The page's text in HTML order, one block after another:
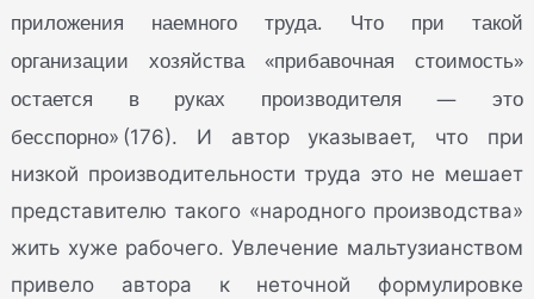
приложения наемного труда. Что при такой
организации хозяйства «прибавочная стоимость»
остается в руках производителя — это
бесспорно» (176). И автор указывает, что при
низкой производительности труда это не мешает
представителю такого «народного производства»
жить хуже рабочего. Увлечение мальтузианством
привело автора к неточной формулировке